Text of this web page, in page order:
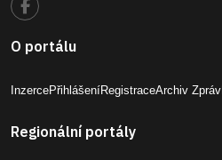
O portálu
InzercePřihlášeníRegistraceArchiv Zpráv
Regionální portály